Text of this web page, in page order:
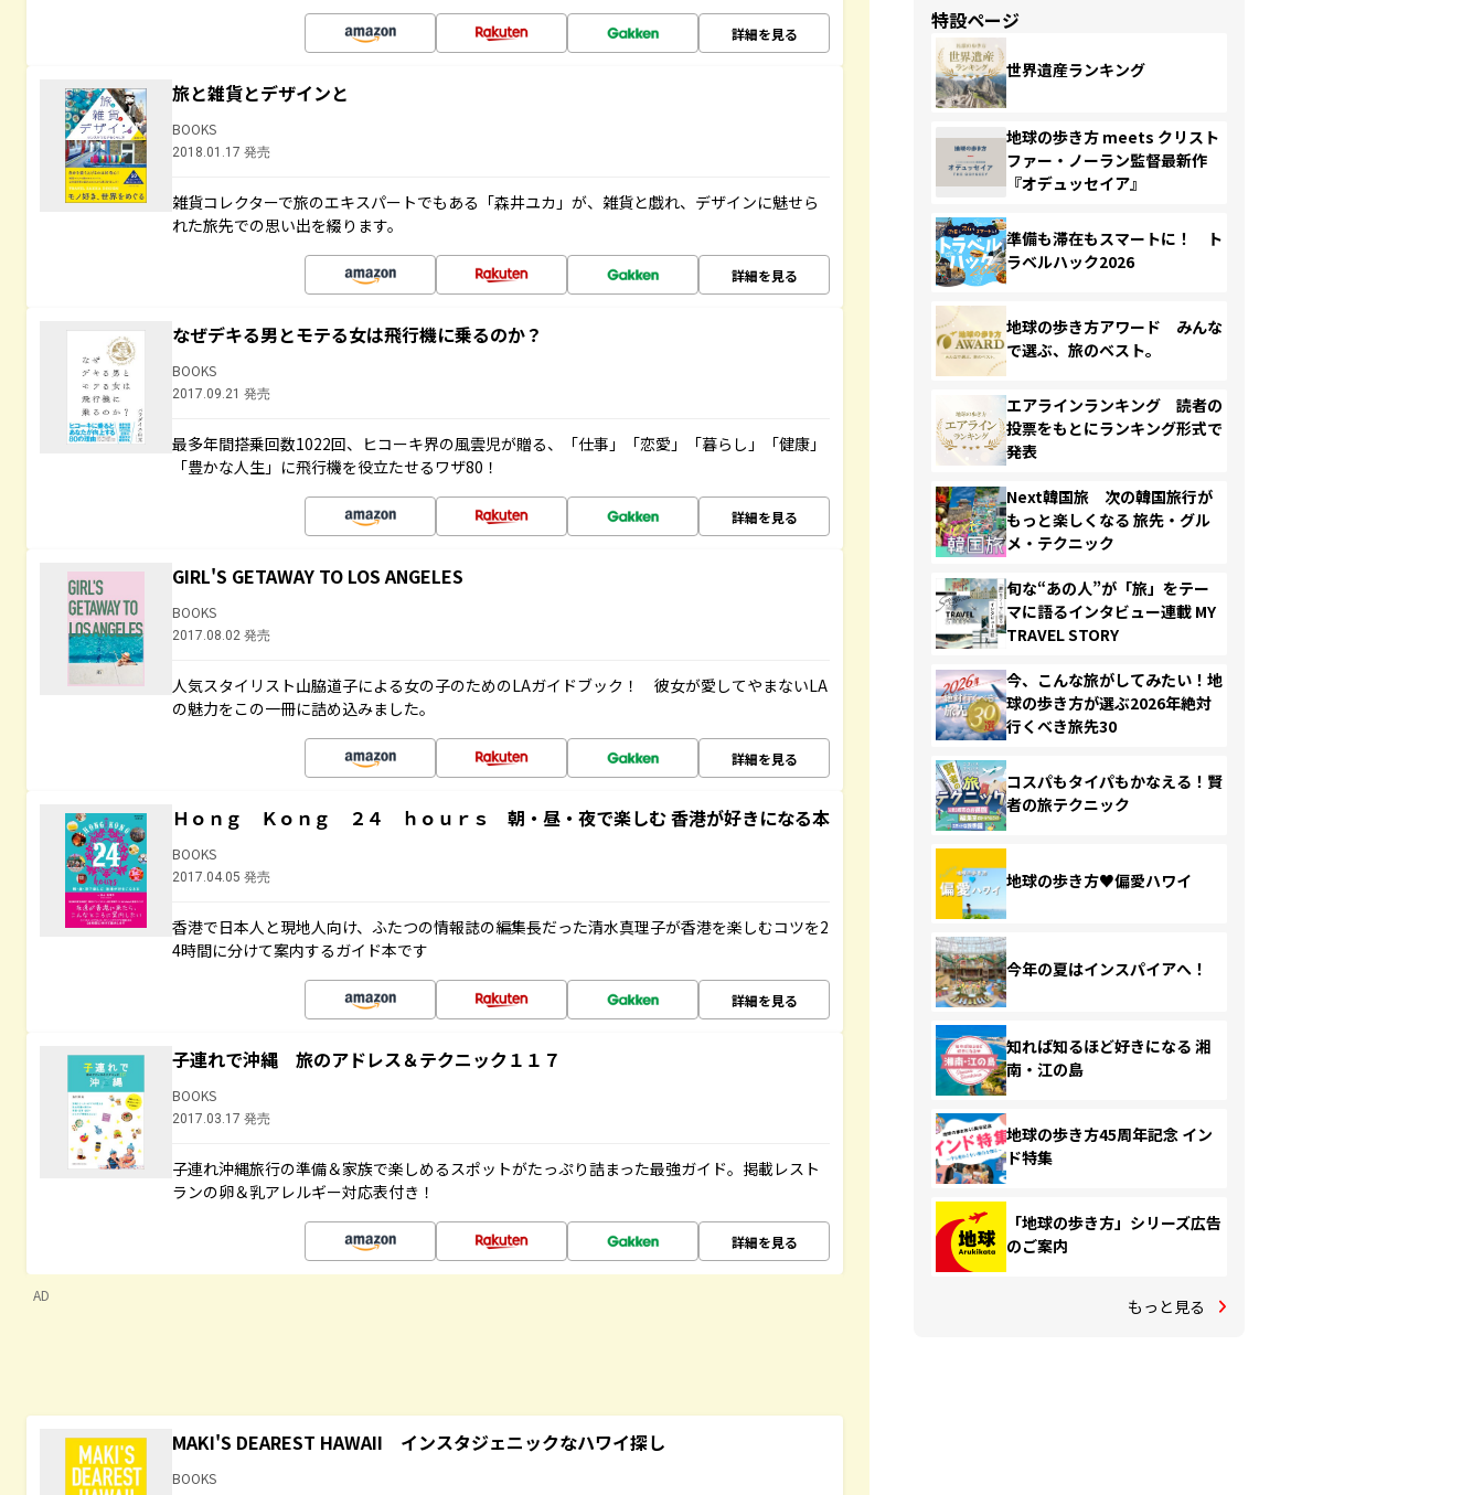
詳細を見る
旅と雑貨とデザインと
BOOKS
2018.01.17 発売
雑貨コレクターで旅のエキスパートでもある「森井ユカ」が、雑貨と戯れ、デザインに魅せら
れた旅先での思い出を綴ります。
詳細を見る
なぜデキる男とモテる女は飛行機に乗るのか？
BOOKS
2017.09.21 発売
最多年間搭乗回数1022回、ヒコーキ界の風雲児が贈る、「仕事」「恋愛」「暮らし」「健康」
「豊かな人生」に飛行機を役立たせるワザ80！
詳細を見る
GIRL'S GETAWAY TO LOS ANGELES
BOOKS
2017.08.02 発売
人気スタイリスト山脇道子による女の子のためのLAガイドブック！ 彼女が愛してやまないLA
の魅力をこの一冊に詰め込みました。
詳細を見る
Ｈｏｎｇ Ｋｏｎｇ ２４ ｈｏｕｒｓ 朝・昼・夜で楽しむ 香港が好きになる本
BOOKS
2017.04.05 発売
香港で日本人と現地人向け、ふたつの情報誌の編集長だった清水真理子が香港を楽しむコツを2
4時間に分けて案内するガイド本です
詳細を見る
子連れで沖縄 旅のアドレス＆テクニック１１７
BOOKS
2017.03.17 発売
子連れ沖縄旅行の準備＆家族で楽しめるスポットがたっぷり詰まった最強ガイド。掲載レスト
ランの卵＆乳アレルギー対応表付き！
詳細を見る
AD
MAKI'S DEAREST HAWAII インスタジェニックなハワイ探し
BOOKS
特設ページ
世界遺産ランキング
地球の歩き方 meets クリスト
ファー・ノーラン監督最新作
『オデュッセイア』
準備も滞在もスマートに！ ト
ラベルハック2026
地球の歩き方アワード みんな
で選ぶ、旅のベスト。
エアラインランキング 読者の
投票をもとにランキング形式で
発表
Next韓国旅 次の韓国旅行が
もっと楽しくなる 旅先・グル
メ・テクニック
旬な“あの人”が「旅」をテー
マに語るインタビュー連載 MY
TRAVEL STORY
今、こんな旅がしてみたい！地
球の歩き方が選ぶ2026年絶対
行くべき旅先30
コスパもタイパもかなえる！賢
者の旅テクニック
地球の歩き方♥偏愛ハワイ
今年の夏はインスパイアへ！
知れば知るほど好きになる 湘
南・江の島
地球の歩き方45周年記念 イン
ド特集
「地球の歩き方」シリーズ広告
のご案内
もっと見る